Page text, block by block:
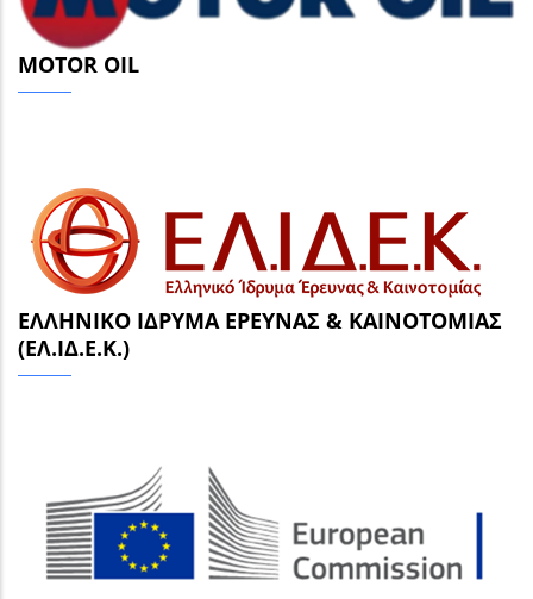
MOTOR OIL
ΕΛΛΗΝΙΚΌ ΊΔΡΥΜΑ ΈΡΕΥΝΑΣ & ΚΑΙΝΟΤΟΜΊΑΣ
(ΕΛ.ΙΔ.Ε.Κ.)